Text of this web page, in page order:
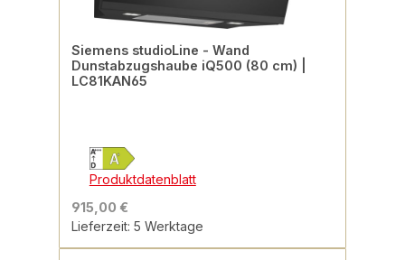
Siemens studioLine - Wand
Dunstabzugshaube iQ500 (80 cm) |
LC81KAN65
Produktdatenblatt
915,00 €
Lieferzeit: 5 Werktage